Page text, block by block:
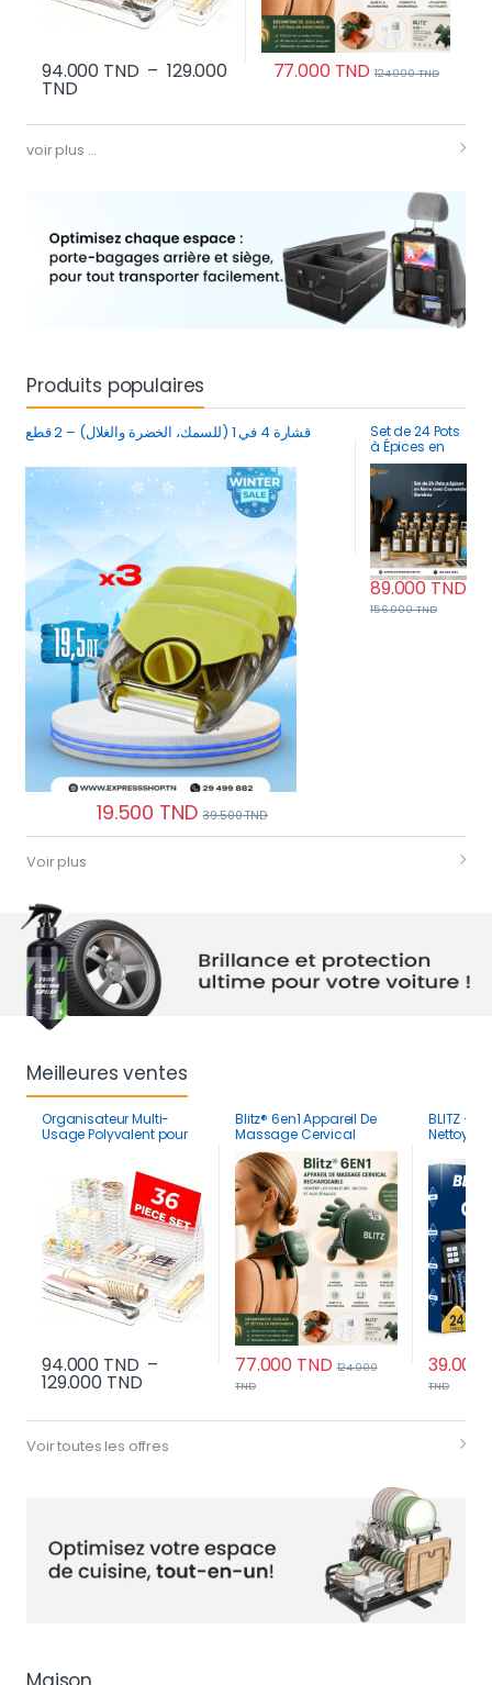
94.000 TND – 129.000
TNDPlage de prix : 94.000 TND à 129.000 TND
77.000TND 124.000TND
voir plus ...
Produits populaires
قشارة 4 في 1 (للسمك، الخضرة والغلال) – 2 قطع
19.500 TND 39.500TND
Set de 24 Pots
à Épices en
Verre avec
Couvercles
Bambou
Rangement
Hermétique
89.000TND
156.000TND
Voir plus
‎ ‎ ‎ ‎ ‎ ‎ ‎ ‎ ‎ ‎ ‎ ‎
‎ ‎ ‎ ‎ ‎ ‎ ‎ ‎ ‎ ‎ ‎ ‎ ‎ ‎ ‎ ‎ ‎ ‎ ‎ ‎ ‎ ‎ ‎ ‎
Meilleures ventes
Organisateur Multi-
Usage Polyvalent pour
94.000 TND –
129.000 TNDPlage de prix : 94.000 TND à 129.000 TND
Blitz® 6en1 Appareil De
Massage Cervical
Rechargeable Contre
Les Douleurs Au Cou Et
Aux épaules
77.000 TND 124.000
TND
BLITZ –
Robot |
39.000
TND
Voir toutes les offres